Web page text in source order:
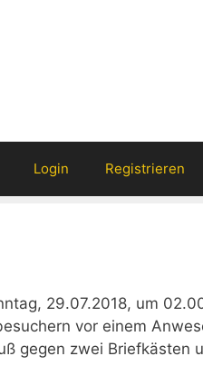
Login Registrieren
29.07.2018, um
vor einem
gegen zwei